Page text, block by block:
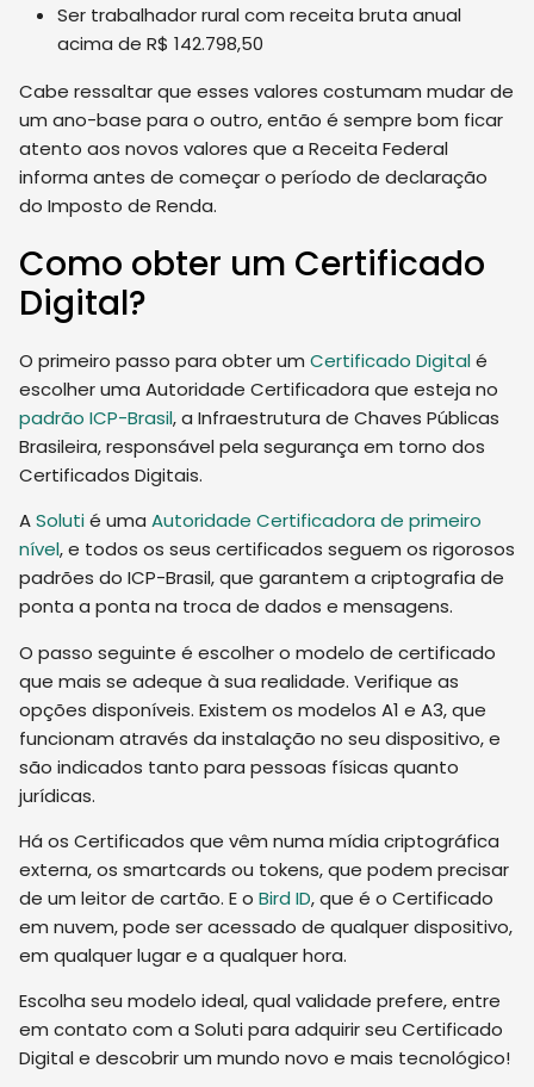
Ser trabalhador rural com receita bruta anual
acima de R$ 142.798,50
Cabe ressaltar que esses valores costumam mudar de
um ano-base para o outro, então é sempre bom ficar
atento aos novos valores que a Receita Federal
informa antes de começar o período de declaração
do Imposto de Renda.
Como obter um Certificado
Digital?
O primeiro passo para obter um Certificado Digitalé
escolher uma Autoridade Certificadora que esteja no
padrão ICP-Brasil, a Infraestrutura de Chaves Públicas
Brasileira, responsável pela segurança em torno dos
Certificados Digitais.
ASolutié uma Autoridade Certificadora de primeiro
nível, e todos os seus certificados seguem os rigorosos
padrões do ICP-Brasil, que garantem a criptografia de
ponta a ponta na troca de dados e mensagens.
O passo seguinte é escolher o modelo de certificado
que mais se adeque à sua realidade. Verifique as
opções disponíveis. Existem os modelos A1 e A3, que
funcionam através da instalação no seu dispositivo, e
são indicados tanto para pessoas físicas quanto
jurídicas.
Há os Certificados que vêm numa mídia criptográfica
externa, os smartcards ou tokens, que podem precisar
de um leitor de cartão. E o Bird ID, que é o Certificado
em nuvem, pode ser acessado de qualquer dispositivo,
em qualquer lugar e a qualquer hora.
Escolha seu modelo ideal, qual validade prefere, entre
em contato com a Soluti para adquirir seu Certificado
Digital e descobrir um mundo novo e mais tecnológico!